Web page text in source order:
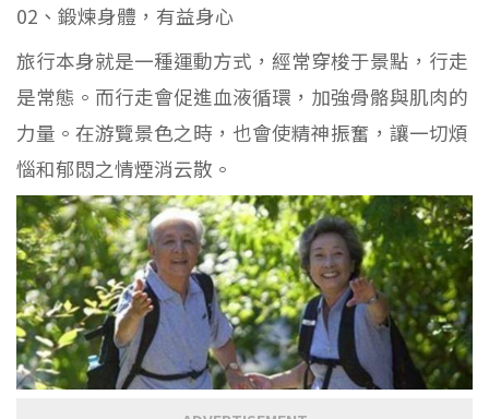
02、鍛煉身體，有益身心
旅行本身就是一種運動方式，經常穿梭于景點，行走
是常態。而行走會促進血液循環，加強骨骼與肌肉的
力量。在游覽景色之時，也會使精神振奮，讓一切煩
惱和郁悶之情煙消云散。